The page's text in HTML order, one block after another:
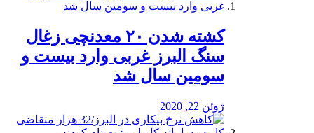
کشته شدن ۲۰ معدنچی زغال
سنگ البرز غربی وارد بیست و
سومین سال شد
ژوئن 22, 2020